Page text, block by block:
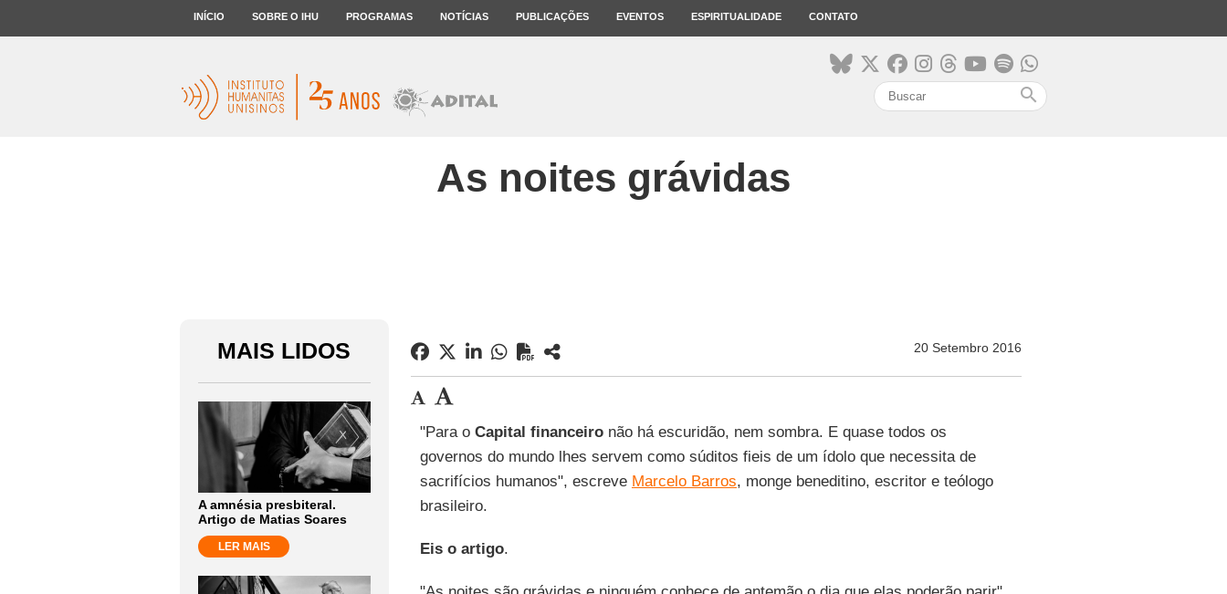
INÍCIO SOBRE O IHU PROGRAMAS NOTÍCIAS PUBLICAÇÕES EVENTOS ESPIRITUALIDADE CONTATO
search
As noites grávidas
MAIS LIDOS
A amnésia presbiteral.
Artigo de Matias Soares
LER MAIS
20 Setembro 2016
"Para o Capital financeironão há escuridão, nem sombra. E quase todos os
governos do mundo lhes servem como súditos fieis de um ídolo que necessita de
sacrifícios humanos", escreve Marcelo Barros, monge beneditino, escritor e teólogo
brasileiro.
Eis o artigo.